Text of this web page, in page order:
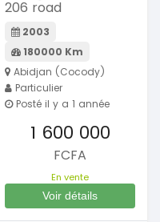
206 road
2003
180000 Km
Abidjan (Cocody)
Particulier
Posté il y a 1 année
1 600 000
FCFA
En vente
Voir détails